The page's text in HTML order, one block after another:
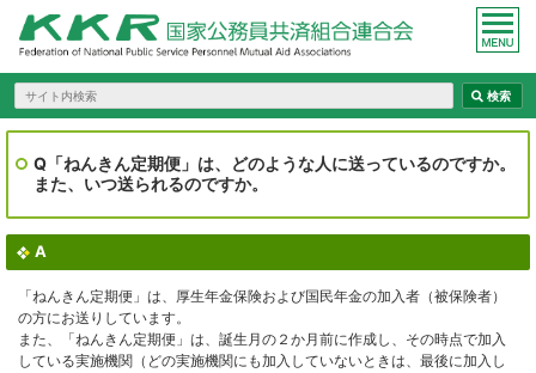
Q「ねんきん定期便」は、どのような人に送っているのですか。
また、いつ送られるのですか。
A
「ねんきん定期便」は、厚生年金保険および国民年金の加入者（被保険者）
の方にお送りしています。
また、「ねんきん定期便」は、誕生月の２か月前に作成し、その時点で加入
している実施機関（どの実施機関にも加入していないときは、最後に加入し